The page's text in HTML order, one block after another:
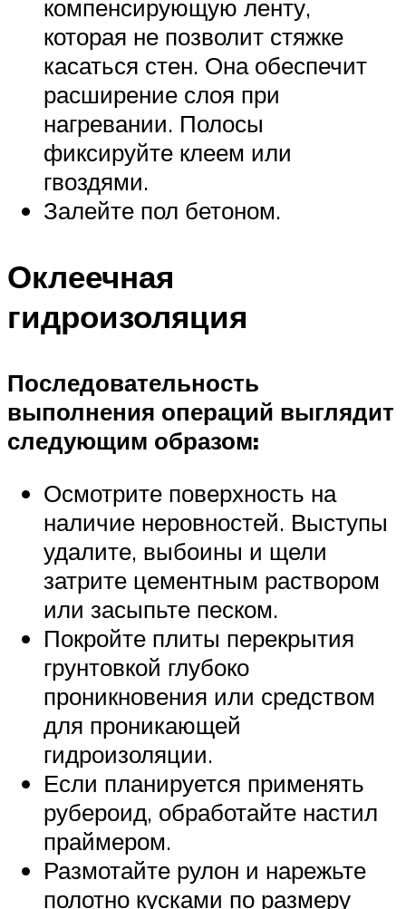
компенсирующую ленту,
которая не позволит стяжке
касаться стен. Она обеспечит
расширение слоя при
нагревании. Полосы
фиксируйте клеем или
гвоздями.
Залейте пол бетоном.
Оклеечная
гидроизоляция
Последовательность
выполнения операций выглядит
следующим образом:
Осмотрите поверхность на
наличие неровностей. Выступы
удалите, выбоины и щели
затрите цементным раствором
или засыпьте песком.
Покройте плиты перекрытия
грунтовкой глубоко
проникновения или средством
для проникающей
гидроизоляции.
Если планируется применять
рубероид, обработайте настил
праймером.
Размотайте рулон и нарежьте
полотно кусками по размеру